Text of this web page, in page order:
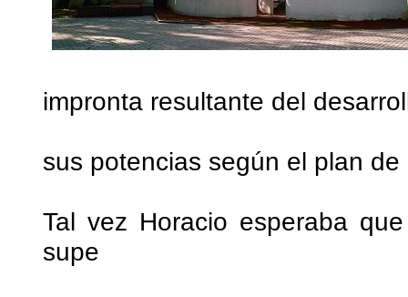
impronta resultante del
sus potencias según el plan
Tal vez Horacio esperaba
supe